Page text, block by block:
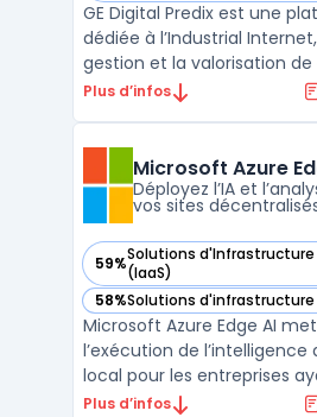
GE Digital Predix est une
dédiée à l’Industrial
gestion et la valorisation de
industrielles issues d’actifs
équipements, la
de vol ...
Plus d’infos
Microsoft Azure
Déployez l’IA et
vos sites
59%Solutions d'Infrastructure
(IaaS)
— voir Microsoft Azure Edge
58%Solutions d'infrastructure
— voir Microsoft Azure Edge AI
Microsoft Azure Edge AI
l’exécution de
local pour les entreprises
impératifs de traitement
Plus d’infos